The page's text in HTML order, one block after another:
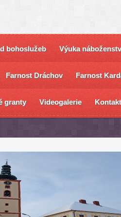
bohoslužeb Výuka
Farnost Dráchov Farnost
granty Videogalerie Kontakt